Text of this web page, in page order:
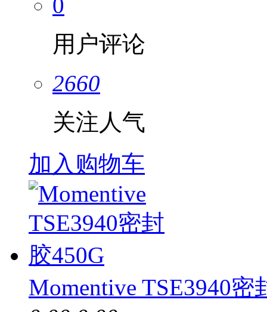
0
用户评论
2660
关注人气
加入购物车
Momentive TSE3940密